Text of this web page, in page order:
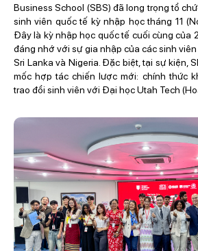
Business School (SBS) đã long trọng tổ
sinh viên quốc tế kỳ nhập học tháng 11
Đây là kỳ nhập học quốc tế cuối cùng của
đáng nhớ với sự gia nhập của các sinh
Sri Lanka và Nigeria. Đặc biệt, tại sự kiện,
mốc hợp tác chiến lược mới: chính thức
trao đổi sinh viên với Đại học Utah Tech